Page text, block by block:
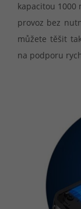
kapacitou 1000
provoz bez
můžete těšit
na podporu